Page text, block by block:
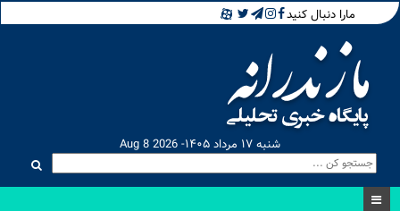
مارا دنبال کنید
شنبه ۱۷ مرداد ۱۴۰۵- Aug 8 2026